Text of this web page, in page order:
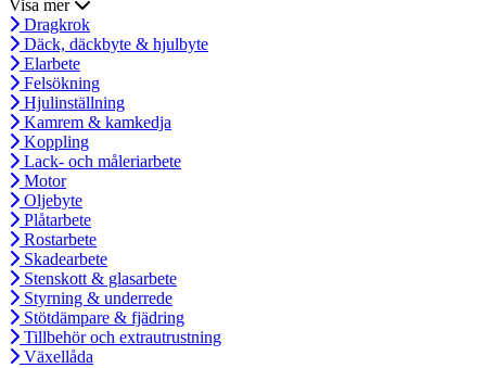
Visa mer
Dragkrok
Däck, däckbyte & hjulbyte
Elarbete
Felsökning
Hjulinställning
Kamrem & kamkedja
Koppling
Lack- och måleriarbete
Motor
Oljebyte
Plåtarbete
Rostarbete
Skadearbete
Stenskott & glasarbete
Styrning & underrede
Stötdämpare & fjädring
Tillbehör och extrautrustning
Växellåda